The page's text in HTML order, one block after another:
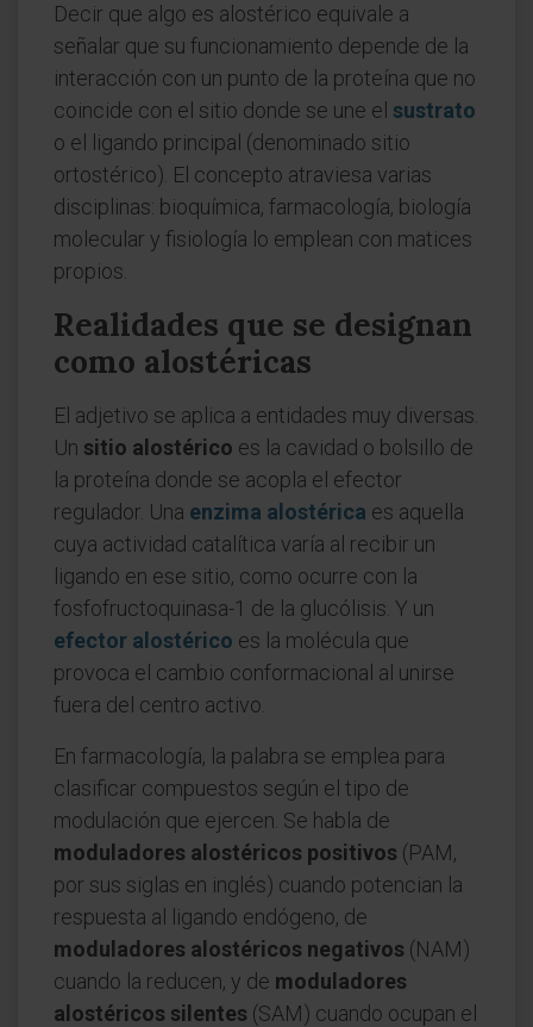
Decir que algo es alostérico equivale a
señalar que su funcionamiento depende de la
interacción con un punto de la proteína que no
coincide con el sitio donde se une el sustrato
o el ligando principal (denominado sitio
ortostérico). El concepto atraviesa varias
disciplinas: bioquímica, farmacología, biología
molecular y fisiología lo emplean con matices
propios.
Realidades que se designan
como alostéricas
El adjetivo se aplica a entidades muy diversas.
Un sitio alostérico es la cavidad o bolsillo de
la proteína donde se acopla el efector
regulador. Una enzima alostérica es aquella
cuya actividad catalítica varía al recibir un
ligando en ese sitio, como ocurre con la
fosfofructoquinasa-1 de la glucólisis. Y un
efector alostérico es la molécula que
provoca el cambio conformacional al unirse
fuera del centro activo.
En farmacología, la palabra se emplea para
clasificar compuestos según el tipo de
modulación que ejercen. Se habla de
moduladores alostéricos positivos (PAM,
por sus siglas en inglés) cuando potencian la
respuesta al ligando endógeno, de
moduladores alostéricos negativos (NAM)
cuando la reducen, y de moduladores
alostéricos silentes (SAM) cuando ocupan el